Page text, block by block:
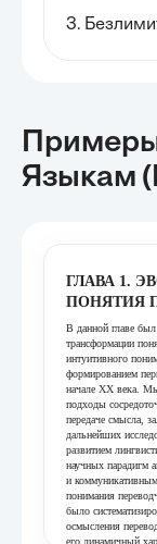
3.
Языкам
ГЛАВА 1.
ПОНЯТИЯ
В данной главе
трансформации
интуитивного
формированием
начале XX века.
подходы
передаче смысла,
дальнейших
развитием
научных парадигм
и
понимания
было
осмысления
его динамичный